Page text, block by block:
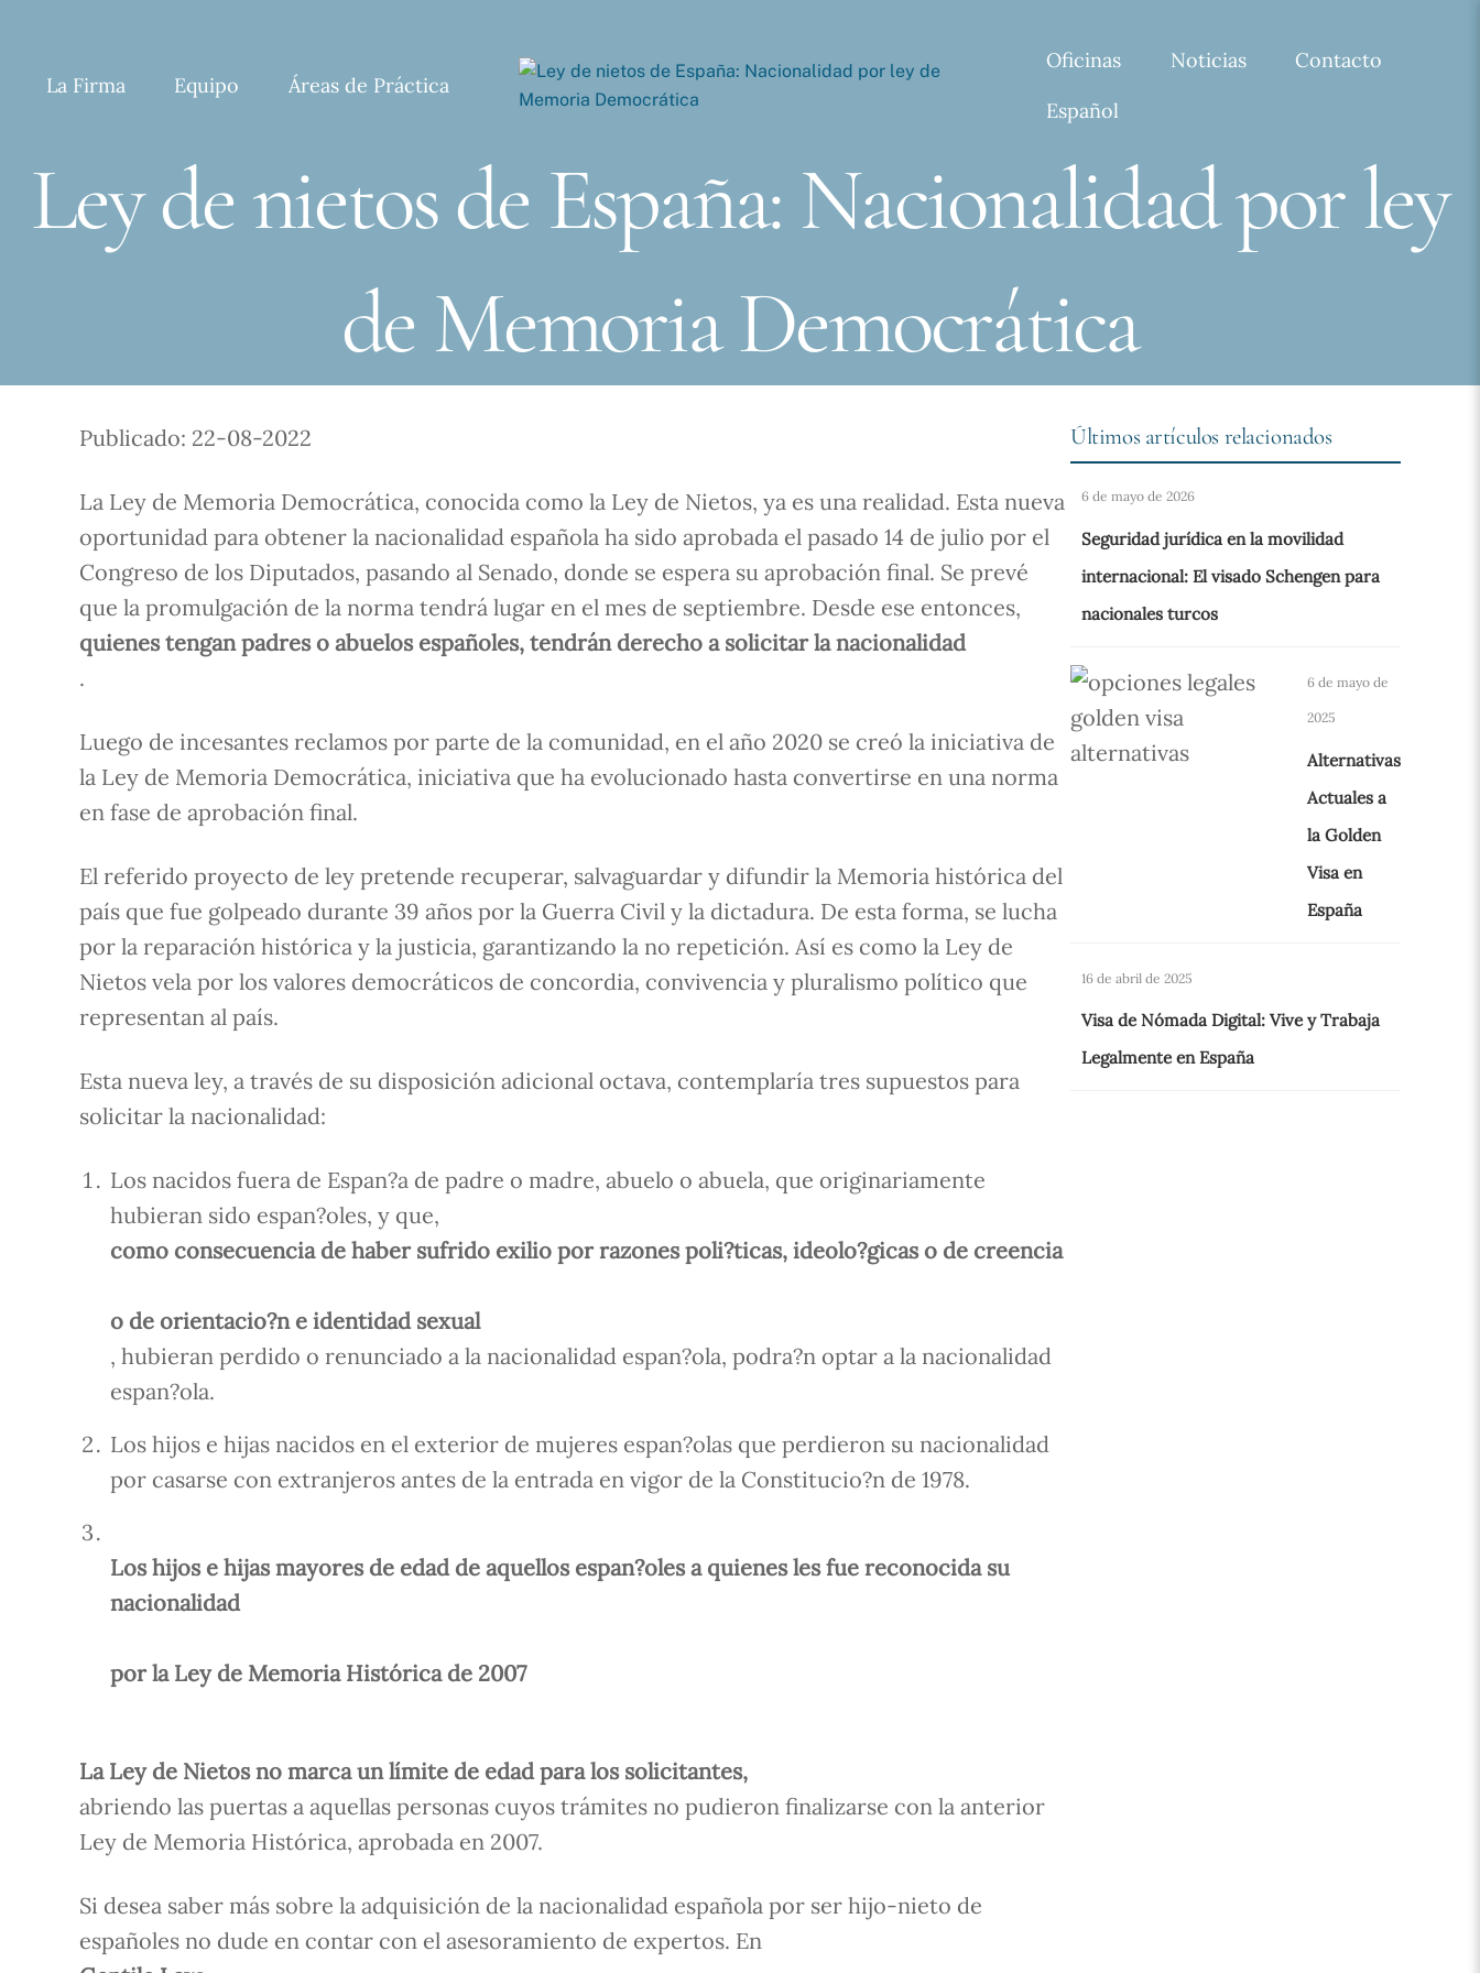
La Firma Equipo Áreas de Práctica
Oficinas Noticias
Contacto
Español
Ley de nietos de España: Nacionalidad por ley
de Memoria Democrática
Publicado: 22-08-2022
La Ley de Memoria Democrática, conocida como la Ley de Nietos, ya es una realidad. Esta nueva
oportunidad para obtener la nacionalidad española ha sido aprobada el pasado 14 de julio por el
Congreso de los Diputados, pasando al Senado, donde se espera su aprobación final. Se prevé
que la promulgación de la norma tendrá lugar en el mes de septiembre. Desde ese entonces,
quienes tengan padres o abuelos españoles, tendrán derecho a solicitar la nacionalidad
.
Luego de incesantes reclamos por parte de la comunidad, en el año 2020 se creó la iniciativa de
la Ley de Memoria Democrática, iniciativa que ha evolucionado hasta convertirse en una norma
en fase de aprobación final.
El referido proyecto de ley pretende recuperar, salvaguardar y difundir la Memoria histórica del
país que fue golpeado durante 39 años por la Guerra Civil y la dictadura. De esta forma, se lucha
por la reparación histórica y la justicia, garantizando la no repetición. Así es como la Ley de
Nietos vela por los valores democráticos de concordia, convivencia y pluralismo político que
representan al país.
Esta nueva ley, a través de su disposición adicional octava, contemplaría tres supuestos para
solicitar la nacionalidad:
Los nacidos fuera de Espan?a de padre o madre, abuelo o abuela, que originariamente
hubieran sido espan?oles, y que,
como consecuencia de haber sufrido exilio por razones poli?ticas, ideolo?gicas o de creencia
o de orientacio?n e identidad sexual
, hubieran perdido o renunciado a la nacionalidad espan?ola, podra?n optar a la nacionalidad
espan?ola.
Los hijos e hijas nacidos en el exterior de mujeres espan?olas que perdieron su nacionalidad
por casarse con extranjeros antes de la entrada en vigor de la Constitucio?n de 1978.
Los hijos e hijas mayores de edad de aquellos espan?oles a quienes les fue reconocida su
nacionalidad
por la Ley de Memoria Histórica de 2007
La Ley de Nietos no marca un límite de edad para los solicitantes,
abriendo las puertas a aquellas personas cuyos trámites no pudieron finalizarse con la anterior
Ley de Memoria Histórica, aprobada en 2007.
Si desea saber más sobre la adquisición de la nacionalidad española por ser hijo-nieto de
españoles no dude en contar con el asesoramiento de expertos. En
Últimos artículos relacionados
6 de mayo de 2026
Seguridad jurídica en la movilidad
internacional: El visado Schengen para
nacionales turcos
6 de mayo de
2025
Alternativas
Actuales a
la Golden
Visa en
España
16 de abril de 2025
Visa de Nómada Digital: Vive y Trabaja
Legalmente en España